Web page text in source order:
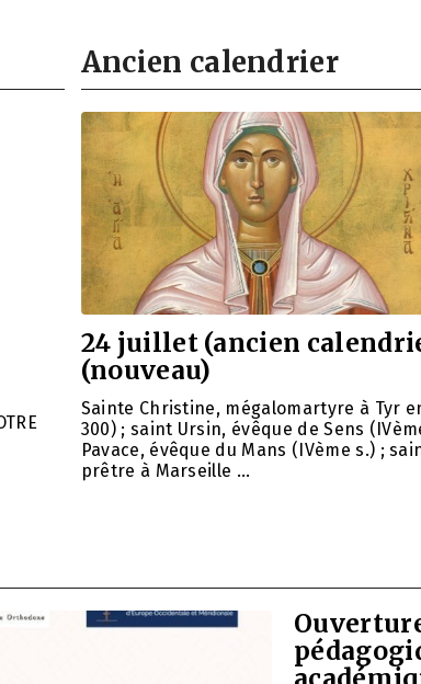
Ancien calendrier
24 juillet (ancien
(nouveau)
Sainte Christine, mégalomartyre à Tyr
300) ; saint Ursin, évêque de Sens
Pavace, évêque du Mans (IVème s.) ;
prêtre à Marseille …